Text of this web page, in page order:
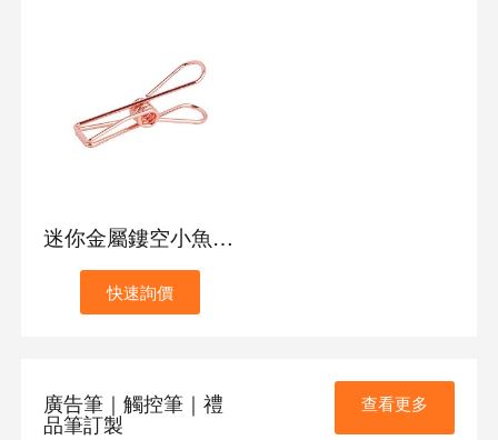
迷你金屬鏤空小魚夾文件夾子
快速詢價
廣告筆｜觸控筆｜禮
品筆訂製
查看更多